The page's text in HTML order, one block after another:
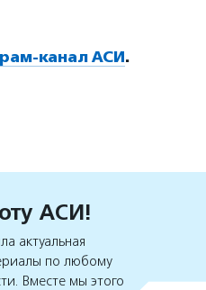
канал АСИ.
АСИ!
актуальная
по любому
Вместе мы этого